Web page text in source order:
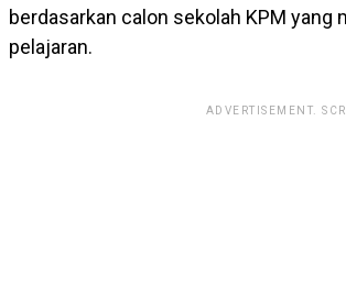
berdasarkan calon sekolah KPM
pelajaran.
ADVERTISEMENT.